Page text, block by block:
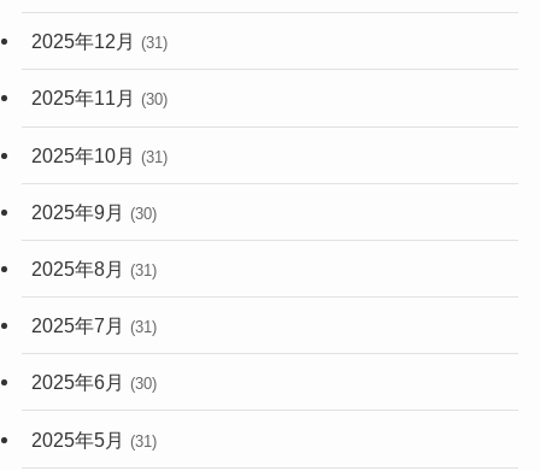
2025年12月 (31)
2025年11月 (30)
2025年10月 (31)
2025年9月 (30)
2025年8月 (31)
2025年7月 (31)
2025年6月 (30)
2025年5月 (31)